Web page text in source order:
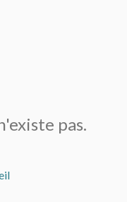
pas.